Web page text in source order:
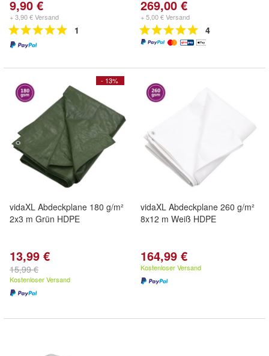
9,90 €
+ 3,90 € Versand
1
269,00 €
+ 5,00 € Versand
4
- 13%
vidaXL Abdeckplane 180 g/m²
2x3 m Grün HDPE
13,99 €
15,99 €
Kostenloser Versand
vidaXL Abdeckplane 260 g/m²
8x12 m Weiß HDPE
164,99 €
Kostenloser Versand